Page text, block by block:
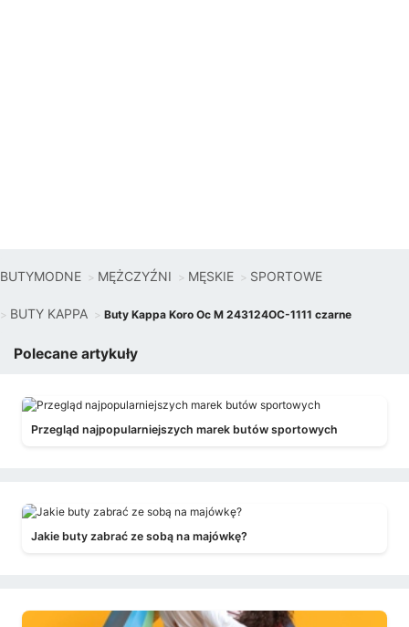
BUTYMODNE MĘŻCZYŹNI MĘSKIE SPORTOWE
BUTY KAPPA Buty Kappa Koro Oc M 243124OC-1111 czarne
Polecane artykuły
Przegląd najpopularniejszych marek butów sportowych
Jakie buty zabrać ze sobą na majówkę?